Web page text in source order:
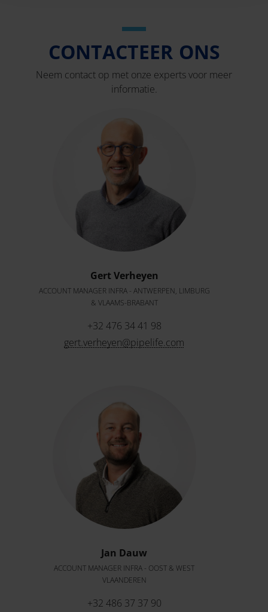
CONTACTEER ONS
Neem contact op met onze experts voor meer
informatie.
Gert Verheyen
ACCOUNT MANAGER INFRA - ANTWERPEN, LIMBURG
& VLAAMS-BRABANT
+32 476 34 41 98
gert.verheyen@pipelife.com
Jan Dauw
ACCOUNT MANAGER INFRA - OOST & WEST
VLAANDEREN
+32 486 37 37 90